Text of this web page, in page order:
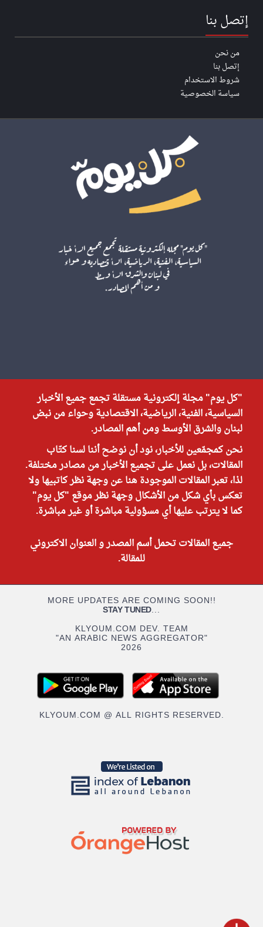
إتصل بنا
من نحن
إتصل بنا
شروط الاستخدام
سياسة الخصوصية
"كل يوم" مجلة إلكترونية مستقلة تجمع جميع الأخبار
السياسية، الفنية، الرياضية، الاقتصادية وحواء من نبض
لبنان والشرق الأوسط ومن أهم المصادر.
نحن كمجمّعين للأخبار، نود أن نوضح أننا لسنا كتّاب
المقالات، بل نعمل على تجميع الأخبار من مصادر مختلفة.
لذا، تعبر المقالات الموجودة هنا عن وجهة نظر كاتبيها ولا
تعكس بأي شكل من الأشكال وجهة نظر موقع "كل يوم"
كما لا يترتب عليها أي مسؤولية مباشرة أو غير مباشرة.
جميع المقالات تحمل أسم المصدر و العنوان الاكتروني
للمقالة.
MORE UPDATES ARE COMING SOON!!
STAY TUNED...
KLYOUM.COM DEV. TEAM
"AN ARABIC NEWS AGGREGATOR"
2026
KLYOUM.COM @ ALL RIGHTS RESERVED.